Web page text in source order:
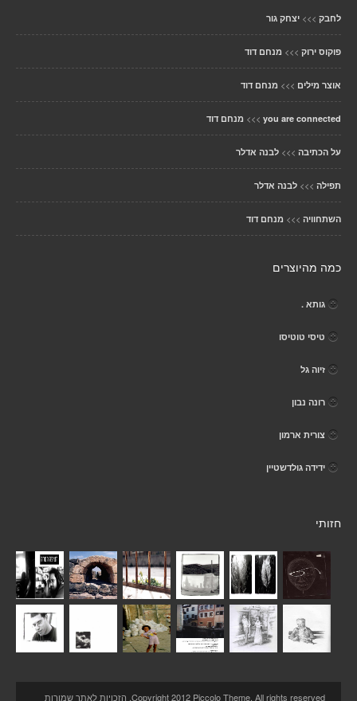
לחבק >>> יצחק גור
פוקוס ירוק >>> מנחם דוד
אוצר מילים >>> מנחם דוד
you are connected
>>> מנחם דוד
על הכתיבה >>> לבנה אדלר
תפילה >>> לבנה אדלר
השתחוויה >>> מנחם דוד
כמה מהיוצרים
גותא .
טיסי טוטיסו
זיוה גל
רונה נבון
צורית ארמון
ידידה גולדשטיין
חזותי
Copyright 2012 Piccolo Theme. All rights reserved. הזכויות לאתר שמורות